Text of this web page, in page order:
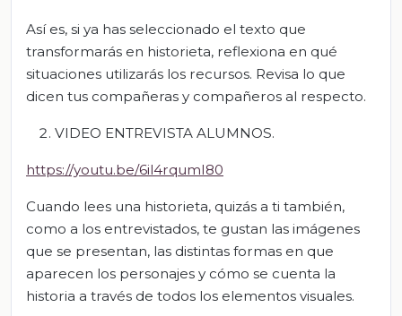
Así es, si ya has seleccionado el texto que
transformarás en historieta, reflexiona en qué
situaciones utilizarás los recursos. Revisa lo que
dicen tus compañeras y compañeros al respecto.
VIDEO ENTREVISTA ALUMNOS.
https://youtu.be/6il4rqumI80
Cuando lees una historieta, quizás a ti también,
como a los entrevistados, te gustan las imágenes
que se presentan, las distintas formas en que
aparecen los personajes y cómo se cuenta la
historia a través de todos los elementos visuales.